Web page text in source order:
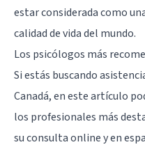
estar considerada como
calidad de vida del mundo.
Los psicólogos más
Si estás buscando
Canadá, en este artículo
los profesionales más
su consulta online y en